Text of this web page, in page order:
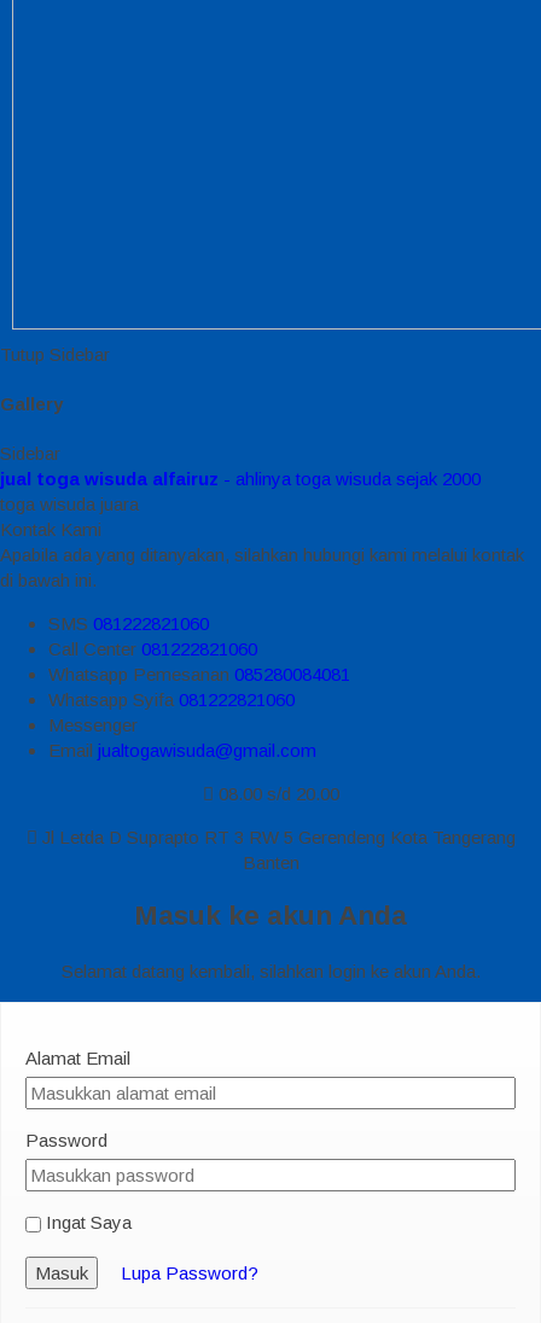
Tutup Sidebar
Gallery
Sidebar
jual toga wisuda alfairuz - ahlinya toga wisuda sejak 2000
toga wisuda juara
Kontak Kami
Apabila ada yang ditanyakan, silahkan hubungi kami melalui kontak
di bawah ini.
SMS 081222821060
Call Center 081222821060
Whatsapp Pemesanan 085280084081
Whatsapp Syifa 081222821060
Messenger
Email jualtogawisuda@gmail.com
08.00 s/d 20.00
Jl Letda D Suprapto RT 3 RW 5 Gerendeng Kota Tangerang
Banten
Masuk ke akun Anda
Selamat datang kembali, silahkan login ke akun Anda.
Alamat Email
Password
Ingat Saya
Masuk Lupa Password?